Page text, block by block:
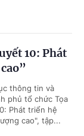
10: Phát
thông tin và
phủ tổ chức Tọa
Phát triển hệ
cao", tập...